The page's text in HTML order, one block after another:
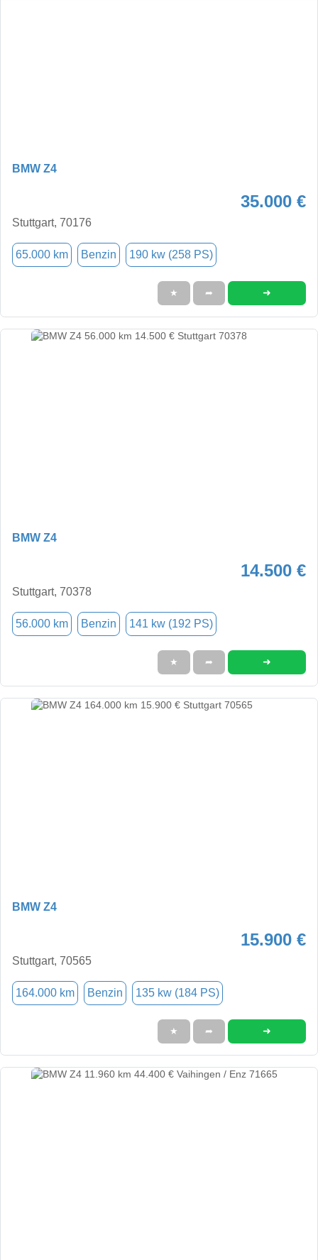
BMW Z4
35.000 €
Stuttgart, 70176
65.000 km Benzin 190 kw (258 PS)
★ ➦ ➜
BMW Z4
14.500 €
Stuttgart, 70378
56.000 km Benzin 141 kw (192 PS)
★ ➦ ➜
BMW Z4
15.900 €
Stuttgart, 70565
164.000 km Benzin 135 kw (184 PS)
★ ➦ ➜